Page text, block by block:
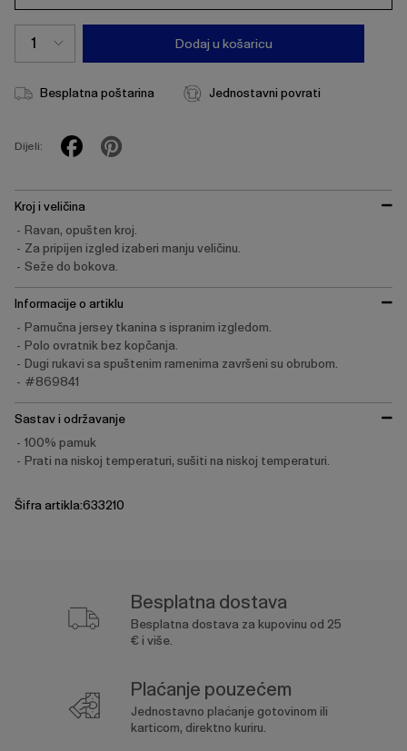
Dodaj u košaricu
Besplatna poštarina Jednostavni povrati
Dijeli:
Kroj i veličina
Ravan, opušten kroj.
Za pripijen izgled izaberi manju veličinu.
Seže do bokova.
Informacije o artiklu
Pamučna jersey tkanina s ispranim izgledom.
Polo ovratnik bez kopčanja.
Dugi rukavi sa spuštenim ramenima završeni su obrubom.
#869841
Sastav i održavanje
100% pamuk
Prati na niskoj temperaturi, sušiti na niskoj temperaturi.
Šifra artikla:633210
Besplatna dostava
Besplatna dostava za kupovinu od 25
€ i više.
Plaćanje pouzećem
Jednostavno plaćanje gotovinom ili
karticom, direktno kuriru.